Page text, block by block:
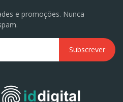
e promoções. Nunca
Subscrever